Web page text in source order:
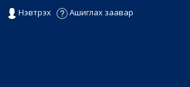
Нэвтрэх Ашиглах заавар